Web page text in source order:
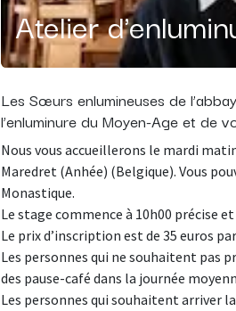
Atelier
Les Sœurs enlumineuses de
l’enluminure du Moyen-Age et de
Nous vous accueillerons le mardi
Maredret (Anhée) (Belgique). Vous
Monastique.
Le stage commence à 10h00 précise
Le prix d’inscription est de 35 euros
Les personnes qui ne souhaitent pas
des pause-café dans la journée
Les personnes qui souhaitent arriver